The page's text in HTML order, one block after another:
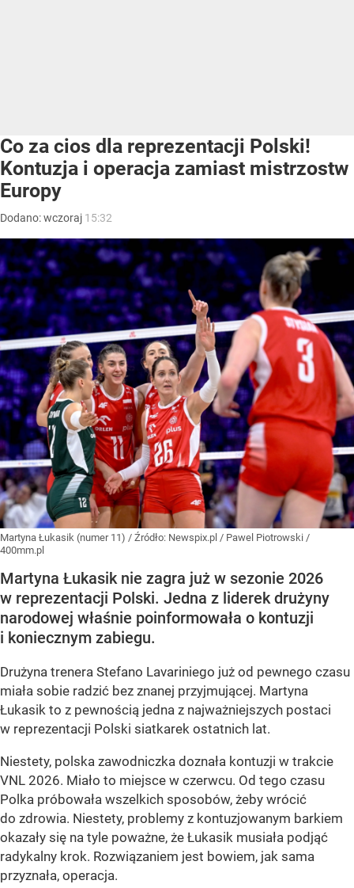
Co za cios dla reprezentacji Polski!
Kontuzja i operacja zamiast mistrzostw
Europy
Dodano:wczoraj 15:32
Martyna Łukasik (numer 11) / Źródło: Newspix.pl / Pawel Piotrowski /
400mm.pl
Martyna Łukasik nie zagra już w sezonie 2026
w reprezentacji Polski. Jedna z liderek drużyny
narodowej właśnie poinformowała o kontuzji
i koniecznym zabiegu.
Drużyna trenera Stefano Lavariniego już od pewnego czasu
miała sobie radzić bez znanej przyjmującej. Martyna
Łukasik to z pewnością jedna z najważniejszych postaci
w reprezentacji Polski siatkarek ostatnich lat.
Niestety, polska zawodniczka doznała kontuzji w trakcie
VNL 2026. Miało to miejsce w czerwcu. Od tego czasu
Polka próbowała wszelkich sposobów, żeby wrócić
do zdrowia. Niestety, problemy z kontuzjowanym barkiem
okazały się na tyle poważne, że Łukasik musiała podjąć
radykalny krok. Rozwiązaniem jest bowiem, jak sama
przyznała, operacja.